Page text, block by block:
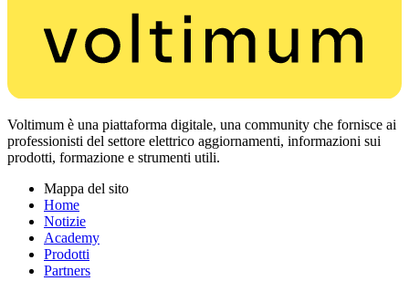
Voltimum è una piattaforma digitale, una community che fornisce ai
professionisti del settore elettrico aggiornamenti, informazioni sui
prodotti, formazione e strumenti utili.
Mappa del sito
Home
Notizie
Academy
Prodotti
Partners